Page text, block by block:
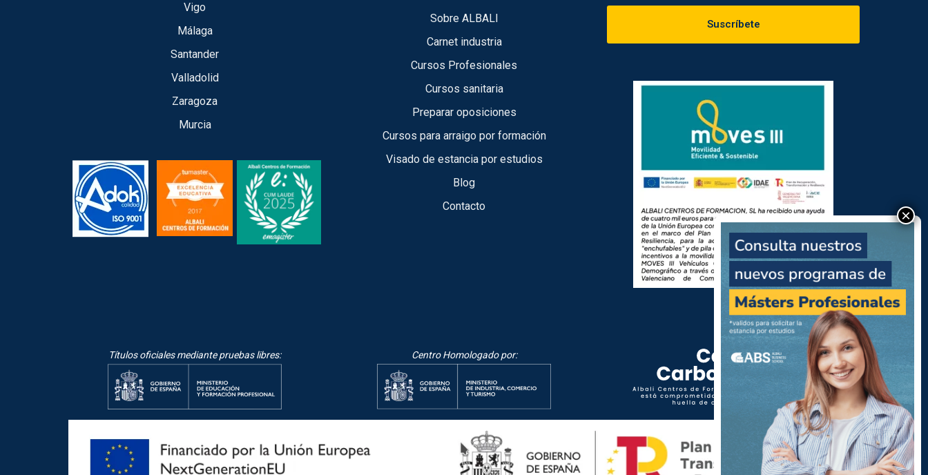
Vigo
Málaga
Santander
Valladolid
Zaragoza
Murcia
Sobre ALBALI
Carnet industria
Cursos Profesionales
Cursos sanitaria
Preparar oposiciones
Cursos para arraigo por formación
Visado de estancia por estudios
Blog
Contacto
Títulos oficiales mediante pruebas libres: Centro Homologado por: